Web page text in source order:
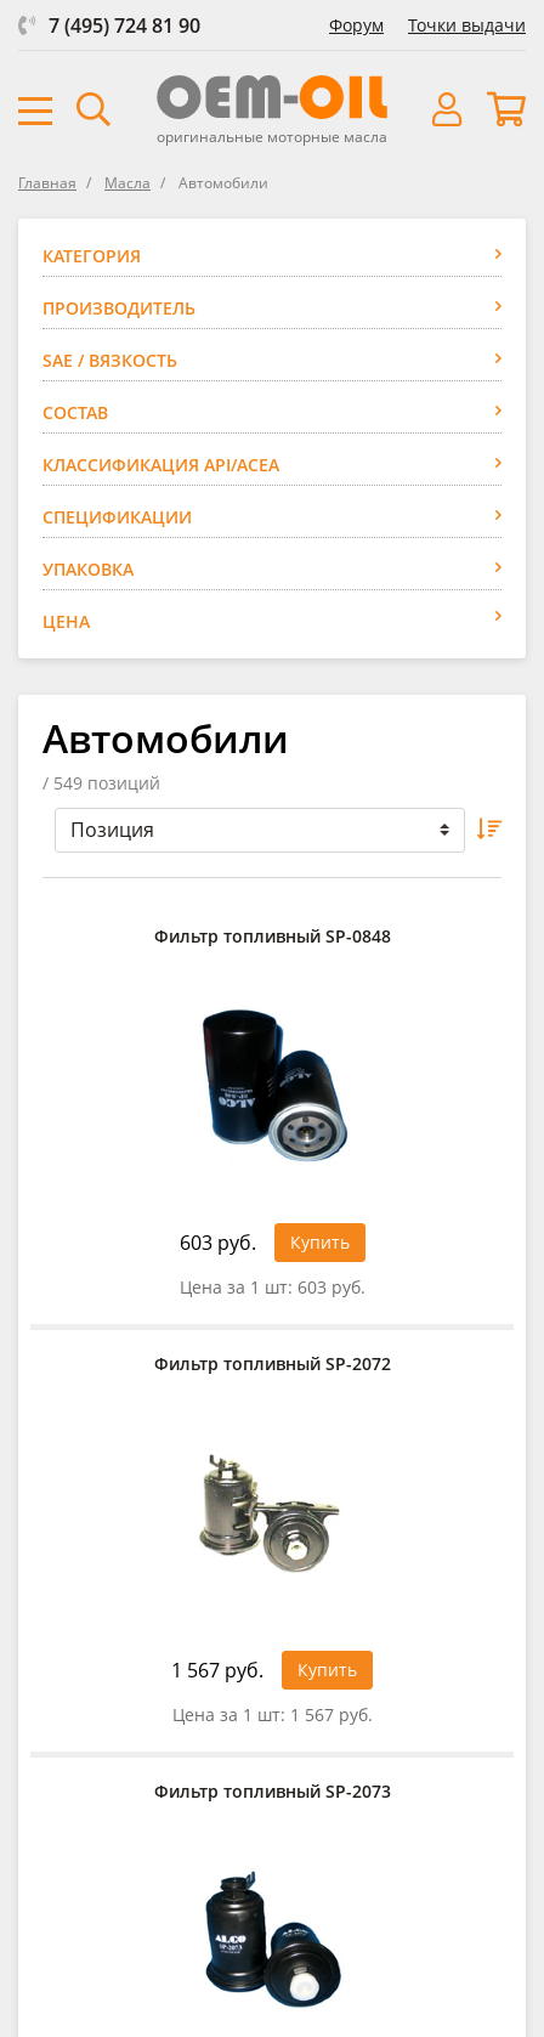
7 (495) 724 81 90 Форум Точки выдачи
оригинальные моторные масла
Главная Масла Автомобили
КАТЕГОРИЯ
ПРОИЗВОДИТЕЛЬ
SAE / ВЯЗКОСТЬ
СОСТАВ
КЛАССИФИКАЦИЯ API/ACEA
СПЕЦИФИКАЦИИ
УПАКОВКА
ЦЕНА
Автомобили
/ 549 позиций
Фильтр топливный SP-0848
603 руб.
Купить
Цена за 1 шт: 603 руб.
Фильтр топливный SP-2072
1 567 руб.
Купить
Цена за 1 шт: 1 567 руб.
Фильтр топливный SP-2073